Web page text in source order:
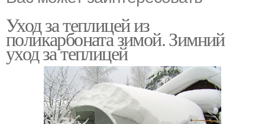
Уход за теплицей из
поликарбоната зимой. Зимний
уход за теплицей